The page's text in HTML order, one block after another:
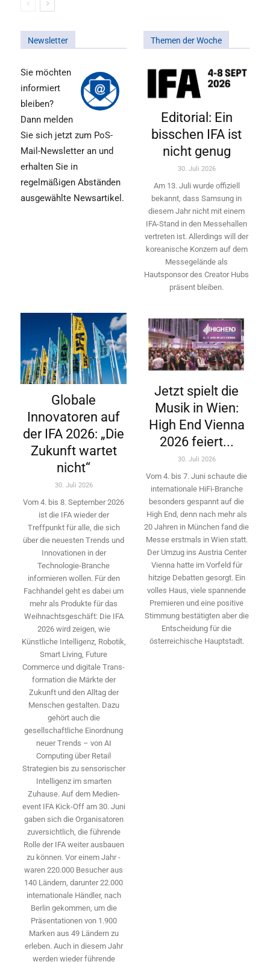
Newsletter
Sie möchten
informiert
bleiben?
Dann melden
Sie sich jetzt zum PoS-
Mail-Newsletter an und
erhalten Sie in
regelmäßigen Abständen
ausgewählte Newsartikel.
Themen der Woche
Editorial: Ein
bisschen IFA ist
nicht genug
30. Juli 2026
Am 13. Juli wurde offiziell
bekannt, dass Samsung in
diesem Jahr nicht mit einem
IFA-Stand in den Messehallen
vertreten ist. Allerdings will ­der
koreanische Konzern auf dem
Messegelände als
Hautsponsor des Creator Hubs
präsent bleiben.
Globale
Innovatoren auf
der IFA 2026: „Die
Zukunft wartet
nicht“
30. Juli 2026
Vom 4. bis 8. September 2026
ist die IFA wieder der
Treffpunkt für alle, die sich
über die neuesten Trends und
Innovationen in der
Technologie-­Branche
informieren wollen. Für den
Fachhandel geht es dabei um
mehr als Produkte für das
Weihnachtsgeschäft: Die IFA
2026 wird ­zeigen, wie
Künstliche Intelligenz, Robotik,
Smart Living, Future
Commerce und digitale Trans­
formation die Märkte der
Zukunft und den Alltag der
Menschen gestalten. Dazu
gehört auch die
gesellschaftliche Einordnung
neuer Trends – von AI
Computing über Retail
Strategien bis zu sensorischer
Intelligenz im smarten
Zuhause. Auf dem Medien­
event IFA Kick-Off am 30. Juni
gaben sich die Organisatoren
zuversichtlich, die führende
Rolle der IFA weiter ausbauen
zu können. Vor einem Jahr ­
waren 220.000 Besucher aus
140 ­Ländern, ­darunter 22.000
internationale Händler, nach
Berlin gekommen, um die
Präsen­tationen von 1.900
Marken aus 49 Ländern zu
erleben. Auch in diesem Jahr
werden wieder führende
Jetzt spielt die
Musik in Wien:
High End Vienna
2026 feiert...
30. Juli 2026
Vom 4. bis 7. Juni schaute die
internationale HiFi-Branche
besonders gespannt auf die
High End, denn nach mehr als
20 Jahren in München fand die
Messe erstmals in Wien statt.
Der Umzug ins Austria Center
Vienna hatte im Vorfeld für
hitzige Debatten gesorgt. Ein
volles Haus, viele spannende
Premieren und eine positive
Stimmung bestätigten aber die
Entscheidung für die
österreichische Hauptstadt.